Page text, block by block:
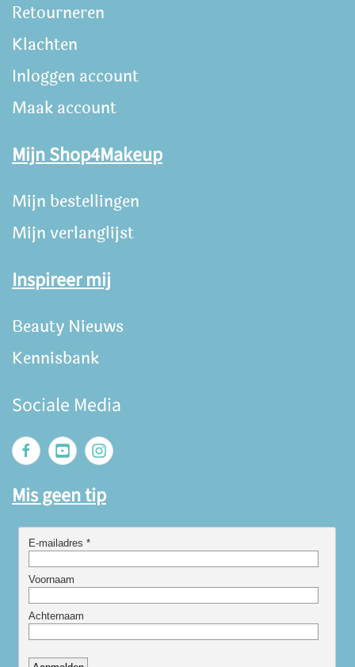
Retourneren
Klachten
Inloggen account
Maak account
Mijn Shop4Makeup
Mijn bestellingen
Mijn verlanglijst
Inspireer mij
Beauty Nieuws
Kennisbank
Sociale Media
Mis geen tip